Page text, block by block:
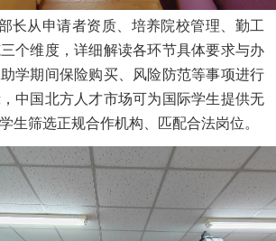
长从申请者资质、培养院校管理、勤工
个维度，详细解读各环节具体要求与办
学期间保险购买、风险防范等事项进行
中国北方人才市场可为国际学生提供无
生筛选正规合作机构、匹配合法岗位。